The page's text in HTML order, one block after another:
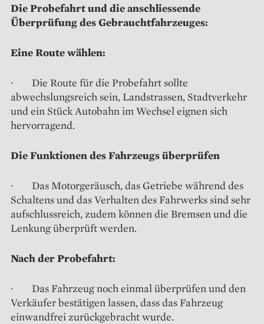
Die Probefahrt und die anschliessende
Überprüfung des Gebrauchtfahrzeuges:
Eine Route wählen:
· Die Route für die Probefahrt sollte
abwechslungsreich sein, Landstrassen, Stadtverkehr
und ein Stück Autobahn im Wechsel eignen sich
hervorragend.
Die Funktionen des Fahrzeugs überprüfen
· Das Motorgeräusch, das Getriebe während des
Schaltens und das Verhalten des Fahrwerks sind sehr
aufschlussreich, zudem können die Bremsen und die
Lenkung überprüft werden.
Nach der Probefahrt:
· Das Fahrzeug noch einmal überprüfen und den
Verkäufer bestätigen lassen, dass das Fahrzeug
einwandfrei zurückgebracht wurde.